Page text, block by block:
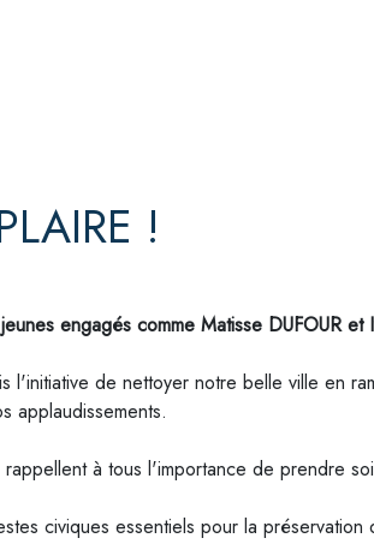
!
engagés comme Matisse DUFOUR et
de nettoyer notre belle ville en
applaudissements.
à tous l'importance de prendre
civiques essentiels pour la